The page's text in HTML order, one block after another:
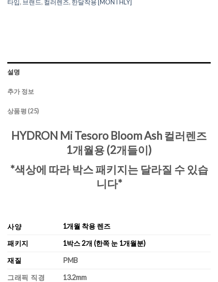
타입, 브랜드, 컬러렌즈, 한달착용 [MONTHLY]
설명
추가 정보
상품평 (25)
HYDRON Mi Tesoro Bloom Ash 컬러렌즈
1개월용 (2개들이)
*색상에 따라 박스 패키지는 달라질 수 있습
니다*
사양 1개월 착용 렌즈
패키지 1박스 2개 (한쪽 눈 1개월분)
재질 PMB
그래픽 직경
13.2mm